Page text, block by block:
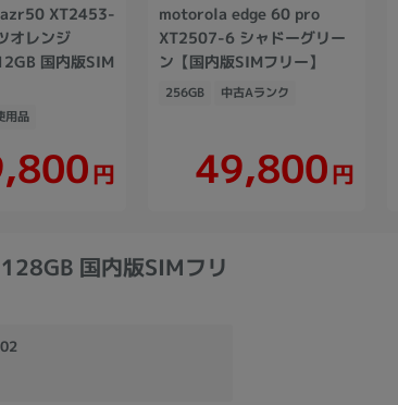
XT2453-
オレンジ
国内版SIM
用品
円
motorola edge 60 pro
XT2507-6 シャドーグリー
ン【国内版SIMフリー】
256GB 中古Aランク
49,800円
国内版SIMフリ